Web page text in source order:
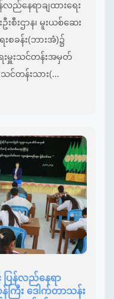
ည်နေရာချထားရေး
းစီးဌာန၊ မူးယစ်ဆေး
းစခန်း(ဘားအံ)၌
းမှူးသင်တန်းအမှတ်
င်တန်းသား(...
ြန်လည်နေရာ
န်ကြီး ဒေါက်တာသန်း